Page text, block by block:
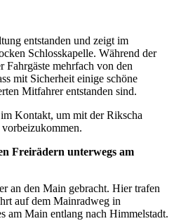
entstanden und zeigt im
Schlosskapelle. Während der
Fahrgäste mehrfach von den
mit Sicherheit einige schöne
Mitfahrer entstanden sind.
Kontakt, um mit der Rikscha
Freirädern unterwegs am
an den Main gebracht. Hier trafen
auf dem Mainradweg in
am Main entlang nach Himmelstadt.